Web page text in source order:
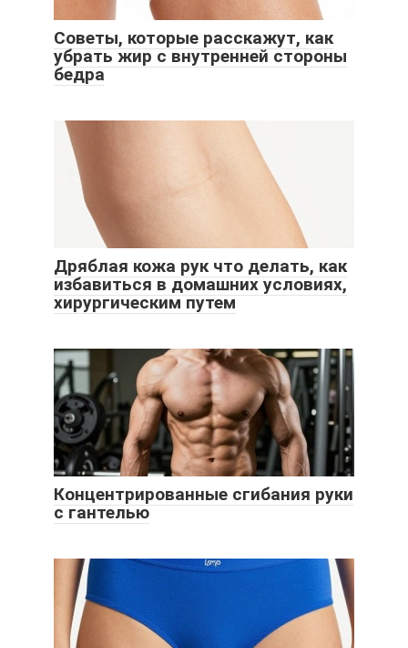
Советы, которые расскажут, как
убрать жир с внутренней стороны
бедра
Дряблая кожа рук что делать, как
избавиться в домашних условиях,
хирургическим путем
Концентрированные сгибания руки
с гантелью